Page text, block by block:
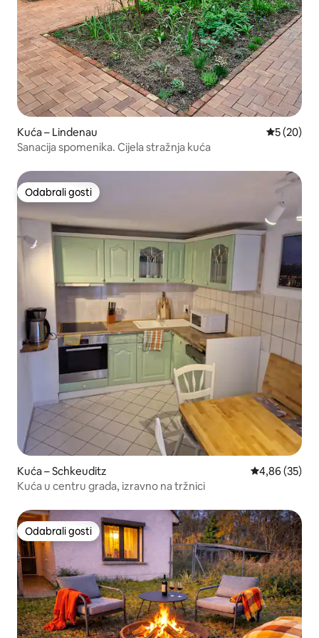
Kuća – Lindenau Prosječna
5 (20)
Sanacija spomenika. Cijela stražnja kuća
Odabrali gosti
Odabrali gosti
Kuća – Schkeuditz Prosječna
4,86 (35)
Kuća u centru grada, izravno na tržnici
Odabrali gosti
Odabrali gosti